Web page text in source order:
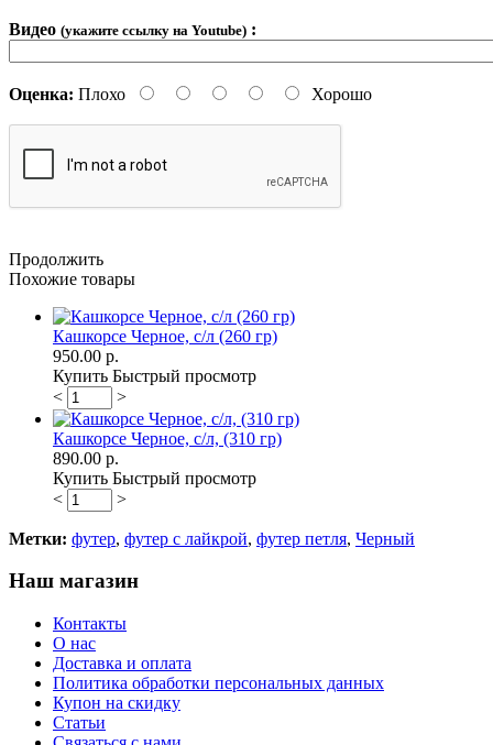
Видео (укажите ссылку на Youtube) :
Оценка: Плохо Хорошо
Продолжить
Похожие товары
Кашкорсе Черное, с/л (260 гр)
950.00 р.
Купить Быстрый просмотр
<
>
Кашкорсе Черное, с/л, (310 гр)
890.00 р.
Купить Быстрый просмотр
<
>
Метки: футер, футер с лайкрой, футер петля, Черный
Наш магазин
Контакты
О нас
Доставка и оплата
Политика обработки персональных данных
Купон на скидку
Статьи